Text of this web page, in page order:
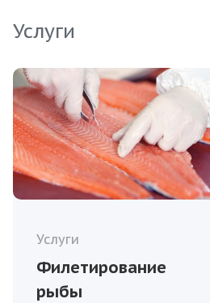
Услуги
Услуги
Филетирование
рыбы